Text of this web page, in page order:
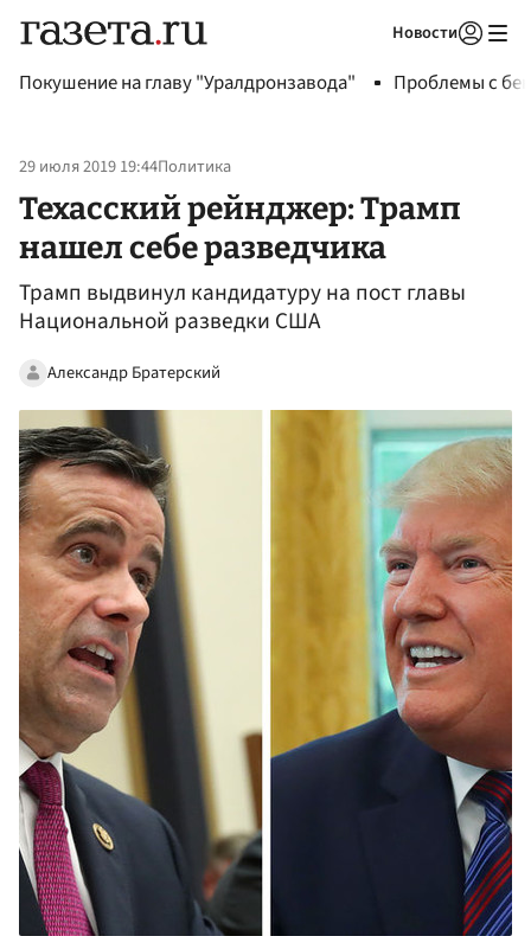
Новости
Покушение на главу "Уралдронзавода" Проблемы с
29 июля 2019 19:44Политика
Техасский рейнджер: Трамп
нашел себе разведчика
Трамп выдвинул кандидатуру на пост главы
Национальной разведки США
Александр Братерский